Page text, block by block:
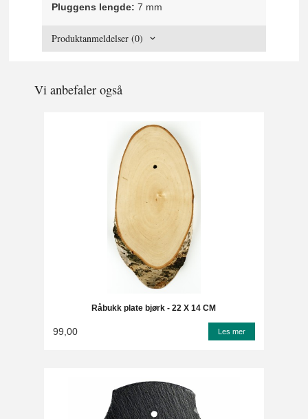
Pluggens lengde: 7 mm
Produktanmeldelser (0)
Vi anbefaler også
Råbukk plate bjørk - 22 X 14 CM
99,00 Les mer